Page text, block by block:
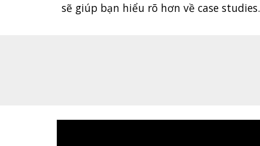
sẽ giúp bạn hiểu rõ hơn về case studies.